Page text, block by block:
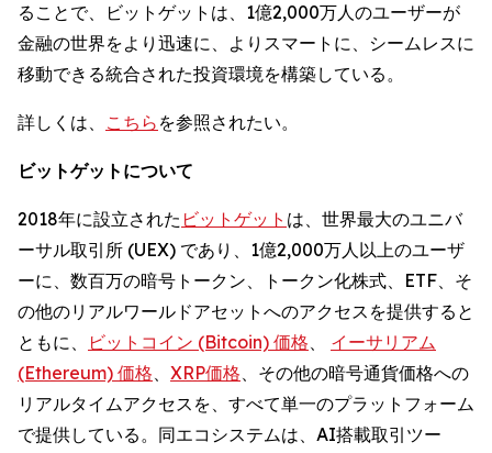
ることで、ビットゲットは、1億2,000万人のユーザーが
金融の世界をより迅速に、よりスマートに、シームレスに
移動できる統合された投資環境を構築している。
詳しくは、 こちら を参照されたい。
ビットゲットについて
2018年に設立された ビットゲット は、世界最大のユニバ
ーサル取引所 (UEX) であり、1億2,000万人以上のユーザ
ーに、数百万の暗号トークン、トークン化株式、ETF、そ
の他のリアルワールドアセットへのアクセスを提供すると
ともに、
ビットコイン (Bitcoin) 価格、 イーサリアム
(Ethereum) 価格、 XRP価格、その他の暗号通貨価格への
リアルタイムアクセスを、すべて単一のプラットフォーム
で提供している。同エコシステムは、AI搭載取引ツー